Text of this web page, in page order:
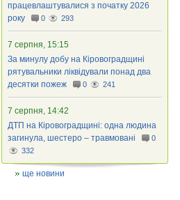
працевлаштувалися з початку 2026
року
0 293
7 серпня, 15:15
За минулу добу на Кіровоградщині
рятувальники ліквідували понад два
десятки пожеж
0 241
7 серпня, 14:42
ДТП на Кіровоградщині: одна людина
загинула, шестеро – травмовані
0
332
ще новини